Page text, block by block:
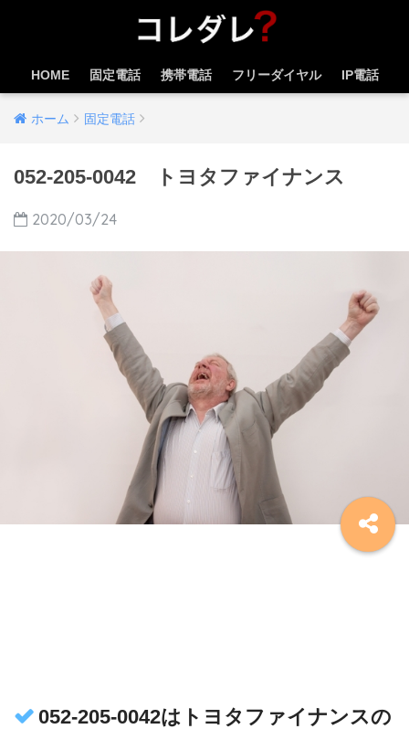
HOME 固定電話 携帯電話 フリーダイヤル IP電話
ホーム 固定電話
052-205-0042 トヨタファイナンス
2020/03/24
052-205-0042はトヨタファイナンスの